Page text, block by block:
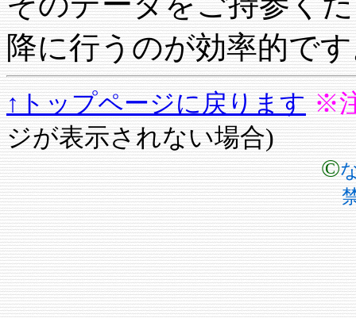
降に行うのが効率的で
↑トップページに戻ります ※
ジが表示されない場合)
©